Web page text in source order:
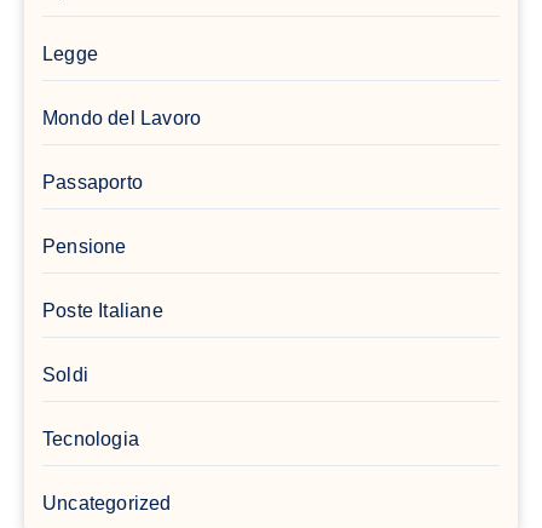
Legge
Mondo del Lavoro
Passaporto
Pensione
Poste Italiane
Soldi
Tecnologia
Uncategorized